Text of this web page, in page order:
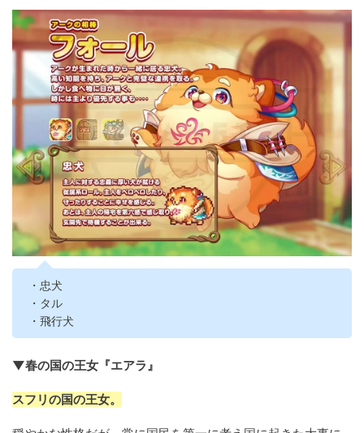
・忠犬
・タル
・飛行犬
▼春の国の王女『エアラ』
スフリの国の王女。